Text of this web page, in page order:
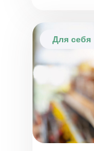
Для себя